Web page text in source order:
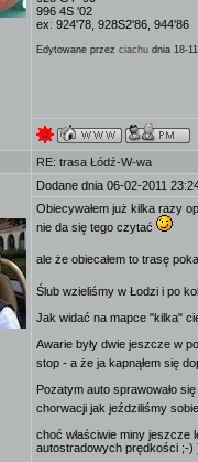
996 4S '02
ex: 924'78, 928S2'86, 944'86
Edytowane przez ciachu dnia 18-
RE: trasa Łódź-W-wa
Dodane dnia 06-02-2011
Obiecywałem już kilka razy
nie da się tego czytać
ale że obiecałem to trasę
Ślub wzieliśmy w Łodzi i po
Jak widać na mapce "kilka"
Awarie były dwie jeszcze w
stop - a że ja kapnąłem się
Pozatym auto sprawowało
chorwacji jak jeździliśmy
choć właściwie miny jeszcze
autostradowych prędkości ;-)